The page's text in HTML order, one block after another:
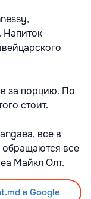
Напиток
за порцию. По
стоит.
все в
обращаются все
Майкл Олт.
в Google